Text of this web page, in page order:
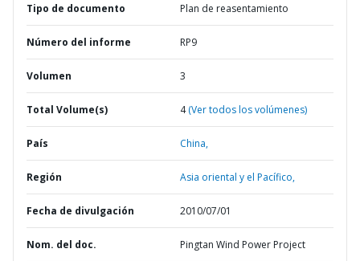
Tipo de documento Plan de reasentamiento
Número del informe RP9
Volumen 3
Total Volume(s) 4(Ver todos los volúmenes)
País China,
Región Asia oriental y el Pacífico,
Fecha de divulgación 2010/07/01
Nom. del doc. Pingtan Wind Power Project